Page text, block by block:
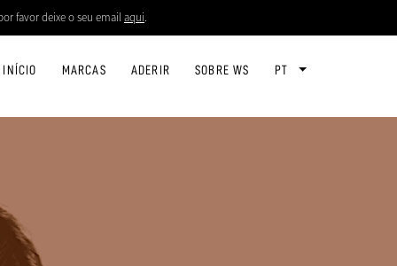
favor deixe o seu emailaqui.
INÍCIO MARCAS ADERIR SOBRE WS PT